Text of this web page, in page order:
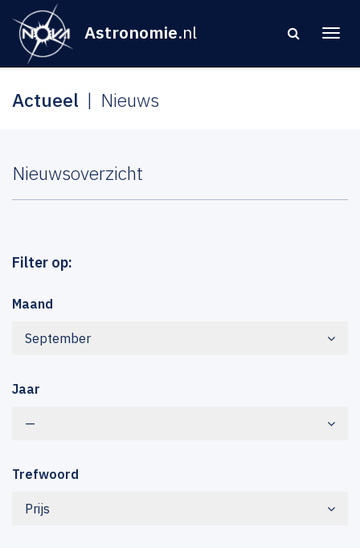
Astronomie.nl
Actueel Nieuws
Nieuwsoverzicht
Filter op:
Maand
September
Jaar
—
Trefwoord
Prijs